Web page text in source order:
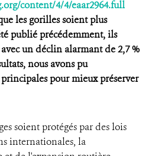
content/4/4/eaar2964.full
les gorilles soient plus
publié précédemment, ils
un déclin alarmant de 2,7 %
nous avons pu
pour mieux préserver
soient protégés par des lois
internationales, la